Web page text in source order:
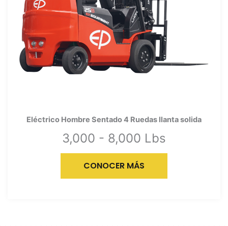
Eléctrico Hombre Sentado 4 Ruedas llanta solida
3,000 - 8,000 Lbs
CONOCER MÁS